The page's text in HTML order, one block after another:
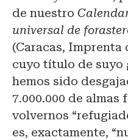
de nuestro
universal de
(Caracas, Imprenta
cuyo título de suyo
hemos sido
7.000.000 de almas
volvernos
es, exactamente,